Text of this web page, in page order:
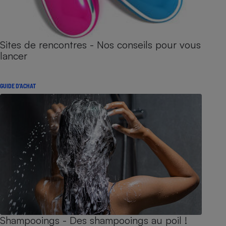
Sites de rencontres - Nos conseils pour vous
lancer
GUIDE D'ACHAT
Shampooings - Des shampooings au poil !